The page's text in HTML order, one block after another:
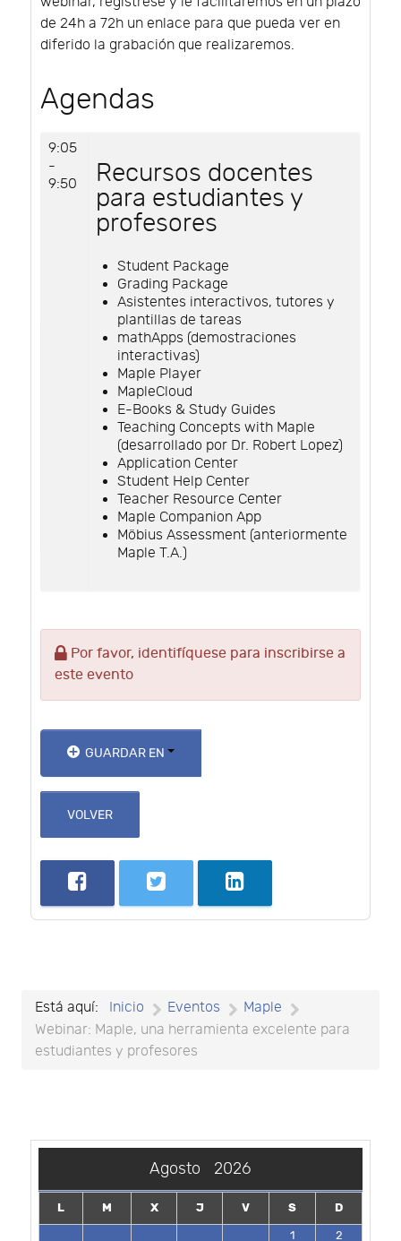
de 24h a 72h un enlace para que pueda ver en
diferido la grabación que realizaremos.
Agendas
9:05
-
9:50
Recursos docentes
para estudiantes y
profesores
Student Package
Grading Package
Asistentes interactivos, tutores y
plantillas de tareas
mathApps (demostraciones
interactivas)
Maple Player
MapleCloud
E-Books & Study Guides
Teaching Concepts with Maple
(desarrollado por Dr. Robert Lopez)
Application Center
Student Help Center
Teacher Resource Center
Maple Companion App
Möbius Assessment (anteriormente
Maple T.A.)
Por favor, identifíquese para inscribirse a
este evento
GUARDAR EN
VOLVER
Está aquí: Inicio Eventos
Maple
Webinar: Maple, una herramienta excelente para
estudiantes y profesores
Agosto 2026
L M X J V S
D
1
2